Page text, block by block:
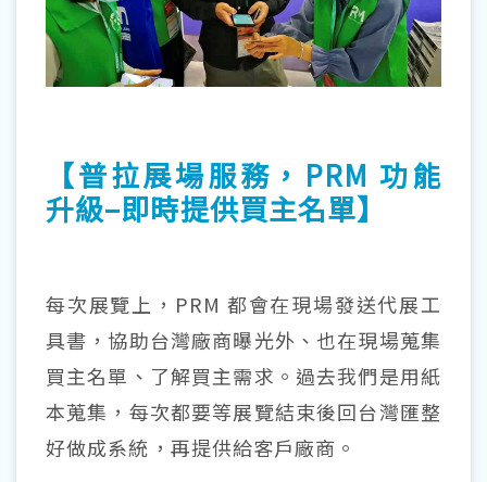
【普拉展場服務，PRM 功能
升級–即時提供買主名單】
每次展覽上，PRM 都會在現場發送代展工
具書，協助台灣廠商曝光外、也在現場蒐集
買主名單、了解買主需求。過去我們是用紙
本蒐集，每次都要等展覽結束後回台灣匯整
好做成系統，再提供給客戶廠商。